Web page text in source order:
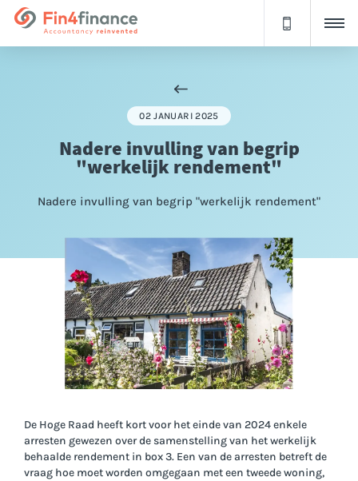
02 JANUARI 2025
Nadere invulling van begrip
"werkelijk rendement"
Nadere invulling van begrip "werkelijk rendement"
De Hoge Raad heeft kort voor het einde van 2024 enkele
arresten gewezen over de samenstelling van het werkelijk
behaalde rendement in box 3. Een van de arresten betreft de
vraag hoe moet worden omgegaan met een tweede woning,